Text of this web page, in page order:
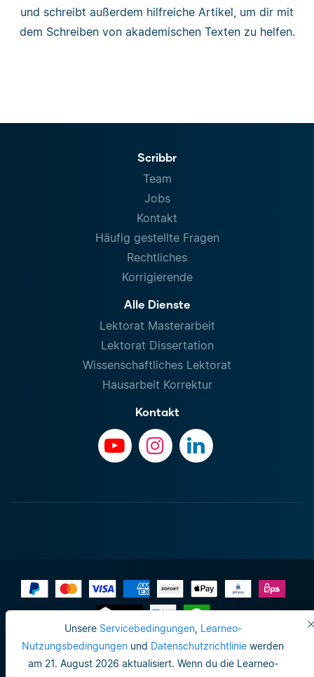
Unsere Servicebedingungen, Learneo-
Nutzungsbedingungen und Datenschutzrichtlinie werden
am 21. August 2026 aktualisiert. Wenn du die Learneo-
und schreibt außerdem hilfreiche Artikel, um dir mit
dem Schreiben von akademischen Texten zu helfen.
Scribbr
Team
Jobs
Kontakt
Häufig gestellte Fragen
Rechtliches
Korrigierende
Alle Dienste
Lektorat Masterarbeit
Lektorat Dissertation
Wissenschaftliches Lektorat
Hausarbeit Korrektur
Kontakt
Impressum
Do not sell or share my personal info